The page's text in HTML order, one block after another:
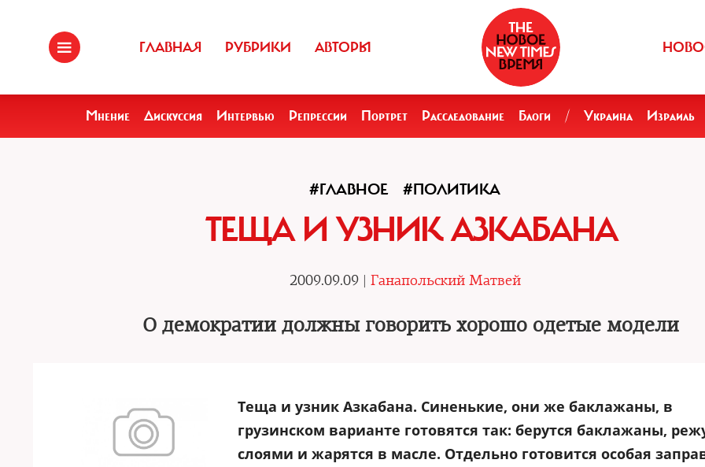
ГЛАВНАЯ РУБРИКИ АВТОРЫ
Мнение Дискуссия Интервью Репрессии Портрет Расследование Блоги / Украина Израиль
#ГЛАВНОЕ #ПОЛИТИКА
ТЕЩА И УЗНИК АЗКАБАНА
2009.09.09 | Ганапольский Матвей
О демократии должны говорить хорошо одетые модели
Теща и узник Азкабана. Синенькие, они же баклажаны, в
грузинском варианте готовятся так: берутся баклажаны,
слоями и жарятся в масле. Отдельно готовится особая